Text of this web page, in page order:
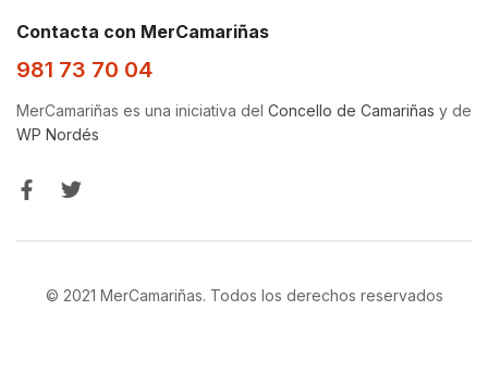
Contacta con MerCamariñas
981 73 70 04
MerCamariñas es una iniciativa del Concello de Camariñas y de
WP Nordés
© 2021 MerCamariñas. Todos los derechos reservados